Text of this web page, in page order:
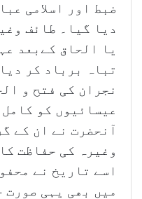
ضبط اور اسلامی
دیا گیا۔ طائف
یا الحاق کےبعد
تباہ برباد کر
نجران کی فتح و
عیسائیوں کو
آنحضرت نے ان کے
وغیرہ کی حفاظت
اسے تاریخ نے
میں بھی یہی صورت